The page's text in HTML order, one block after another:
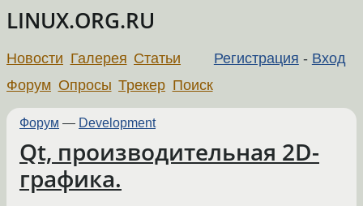
LINUX.ORG.RU
Регистрация - Вход
Новости Галерея Статьи
Форум Опросы Трекер Поиск
Форум — Development
Qt, производительная 2D-
графика.